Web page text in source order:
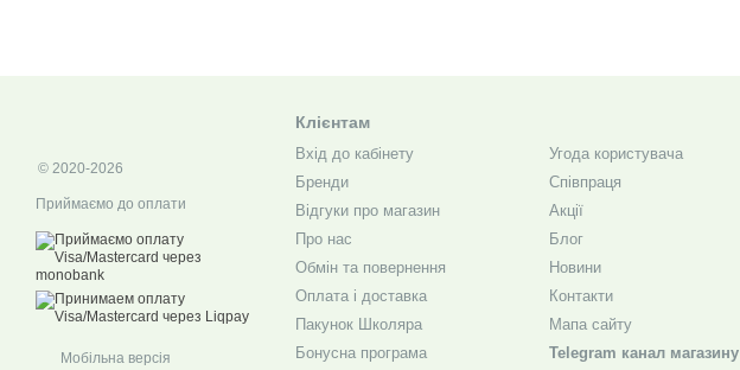
© 2020-2026
Приймаємо до оплати
Мобільна версія
Клієнтам
Вхід до кабінету
Бренди
Відгуки про магазин
Про нас
Обмін та повернення
Оплата і доставка
Пакунок Школяра
Бонусна програма
Угода користувача
Співпраця
Акції
Блог
Новини
Контакти
Мапа сайту
Telegram канал магазину